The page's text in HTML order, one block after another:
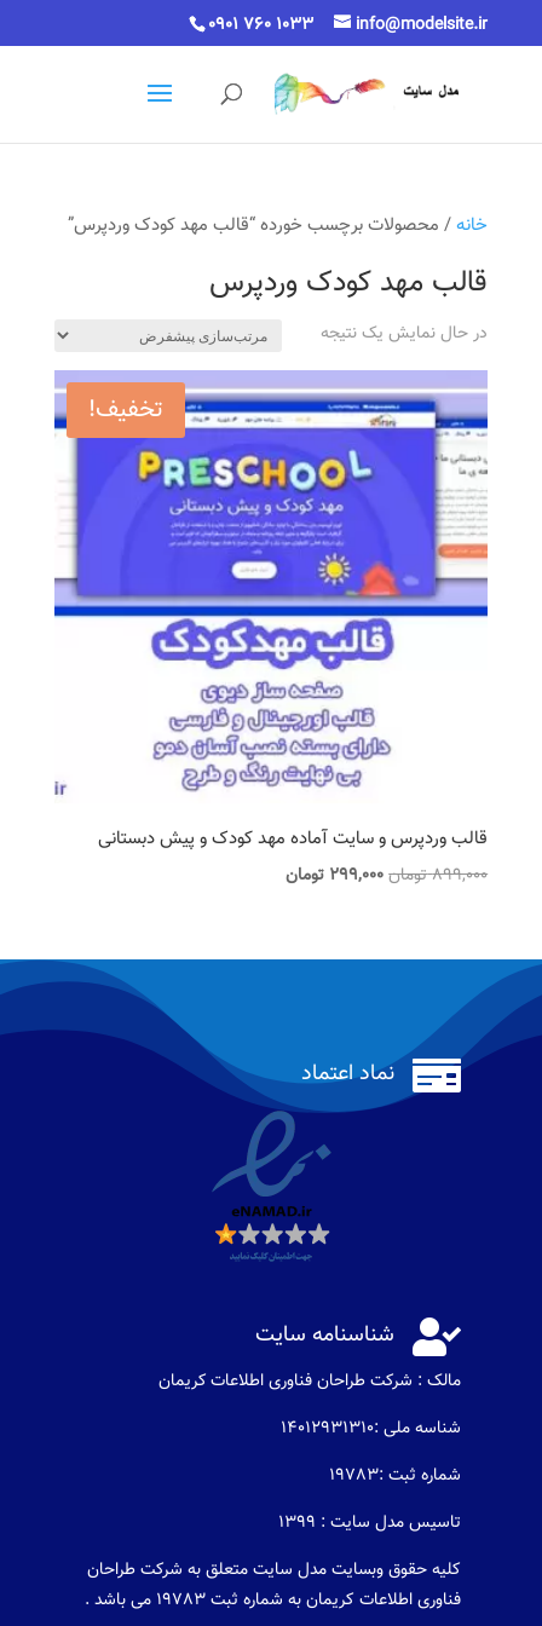
0901 760 1033 info@modelsite.ir
خانه/ محصولات برچسب خورده “قالب مهد کودک وردپرس”
قالب مهد کودک وردپرس
در حال نمایش یک نتیجه
تخفیف!
قالب وردپرس و سایت آماده مهد کودک و پیش دبستانی
899,000تومانقیمت
بود.
299,000 تومانقیمت
است.
 نماد اعتماد
 شناسنامه سایت
مالک : شرکت طراحان فناوری اطلاعات كريمان
شناسه ملی :14012931310
شماره ثبت :19783
تاسیس مدل سایت : 1399
کلیه حقوق وبسایت مدل سایت متعلق به شرکت طراحان
فناوری اطلاعات کریمان به شماره ثبت 19783 می باشد .